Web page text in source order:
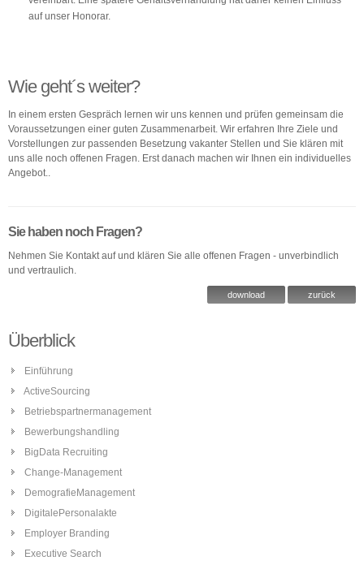
auf unser Honorar.
Wie geht´s weiter?
In einem ersten Gespräch lernen wir uns kennen und prüfen gemeinsam die
Voraussetzungen einer guten Zusammenarbeit. Wir erfahren Ihre Ziele und
Vorstellungen zur passenden Besetzung vakanter Stellen und Sie klären mit
uns alle noch offenen Fragen. Erst danach machen wir Ihnen ein individuelles
Angebot..
Sie haben noch Fragen?
Nehmen Sie Kontakt auf und klären Sie alle offenen Fragen - unverbindlich
und vertraulich.
download zurück
Überblick
Einführung
ActiveSourcing
Betriebspartnermanagement
Bewerbungshandling
BigData Recruiting
Change-Management
DemografieManagement
DigitalePersonalakte
Employer Branding
Executive Search